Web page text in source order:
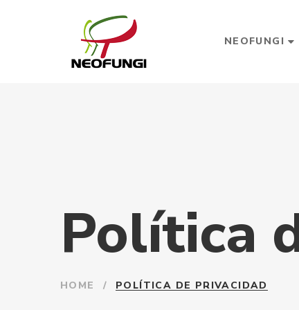
NEOFUNGI
Política
HOME / POLÍTICA DE PRIVACIDAD